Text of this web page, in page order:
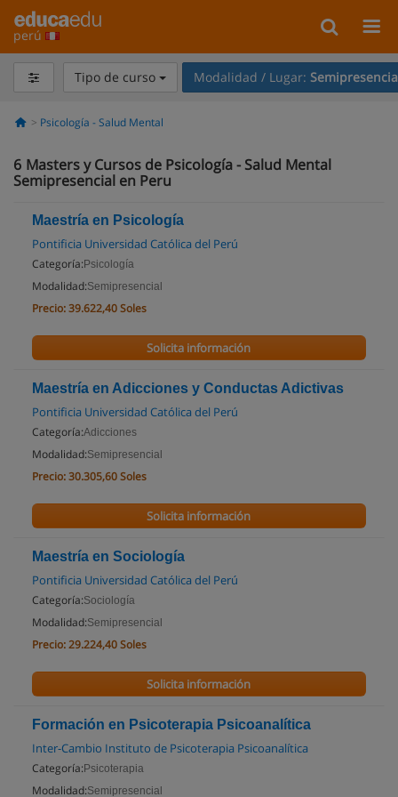
perú
Tipo de curso Modalidad / Lugar:
Psicología - Salud Mental
6 Masters y Cursos de Psicología - Salud Mental
Semipresencial en Peru
Maestría en Psicología
Pontificia Universidad Católica del Perú
Categoría: Psicología
Modalidad:Semipresencial
Precio:39.622,40 Soles
Solicita información
Maestría en Adicciones y Conductas Adictivas
Pontificia Universidad Católica del Perú
Categoría:Adicciones
Modalidad:Semipresencial
Precio:30.305,60 Soles
Solicita información
Maestría en Sociología
Pontificia Universidad Católica del Perú
Categoría:Sociología
Modalidad:Semipresencial
Precio:29.224,40 Soles
Solicita información
Formación en Psicoterapia Psicoanalítica
Inter-Cambio Instituto de Psicoterapia Psicoanalítica
Categoría: Psicoterapia
Modalidad:Semipresencial